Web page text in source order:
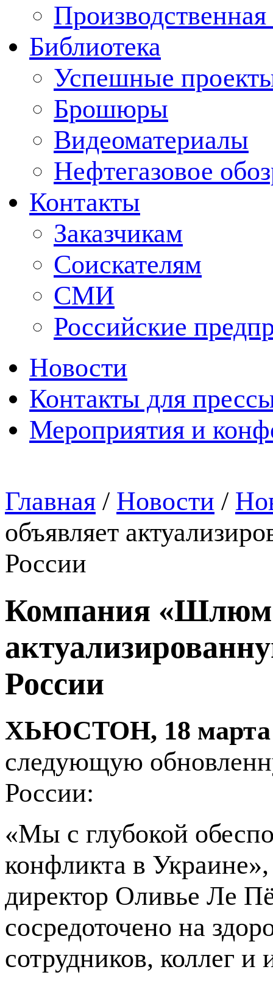
Производственная
Библиотека
Успешные
Брошюры
Видеоматериалы
Нефтегазовое
Контакты
Заказчикам
Соискателям
СМИ
Российские
Новости
Контакты для
Мероприятия и
Главная / Новости /
объявляет
России
Компания
России
ХЬЮСТОН, 18 марта
следующую
России:
«Мы с глубокой
конфликта в
директор Оливье Ле
сосредоточено на
сотрудников, коллег